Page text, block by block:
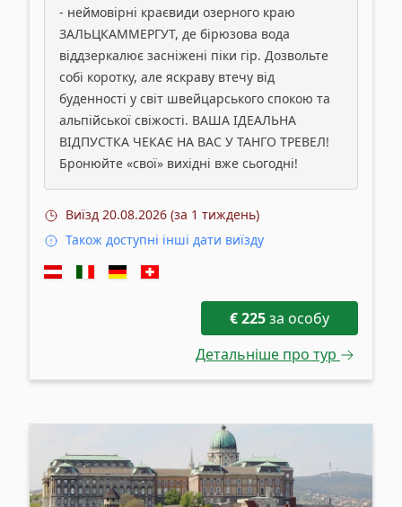
- неймовірні краєвиди озерного краю
ЗАЛЬЦКАММЕРГУТ, де бірюзова вода
віддзеркалює засніжені піки гір. Дозвольте
собі коротку, але яскраву втечу від
буденності у світ швейцарського спокою та
альпійської свіжості. ВАША ІДЕАЛЬНА
ВІДПУСТКА ЧЕКАЄ НА ВАС У ТАНГО ТРЕВЕЛ!
Бронюйте «свої» вихідні вже сьогодні!
Виїзд 20.08.2026 (за 1 тиждень)
Також доступні інші дати виїзду
€225за особу
Детальніше про тур